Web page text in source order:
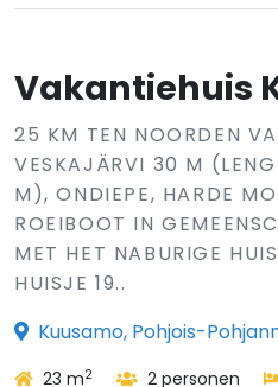
Vakantiehuis
25 KM TEN NOORDEN
VESKAJÄRVI 30 M
M), ONDIEPE, HARDE
ROEIBOOT IN
MET HET NABURIGE
HUISJE 19..
Kuusamo, Pohjois-
23 m2 2 personen